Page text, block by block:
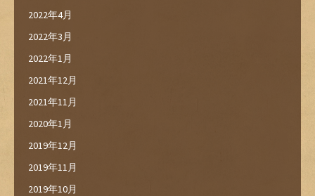
2022年4月
2022年3月
2022年1月
2021年12月
2021年11月
2020年1月
2019年12月
2019年11月
2019年10月